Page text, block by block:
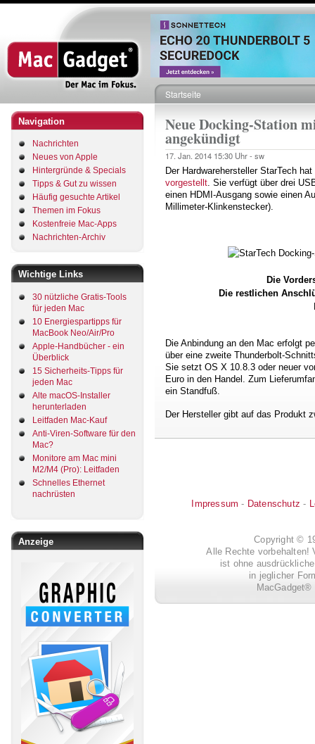
Direkt
zum
Inhalt
Navigation
Nachrichten
Neues von Apple
Hintergründe & Specials
Tipps & Gut zu wissen
Häufig gesuchte Artikel
Themen im Fokus
Kostenfreie Mac-Apps
Nachrichten-Archiv
Wichtige Links
30 nützliche Gratis-Tools
für jeden Mac
10 Energiespartipps für
MacBook Neo/Air/Pro
Apple-Handbücher - ein
Überblick
15 Sicherheits-Tipps für
jeden Mac
Alte macOS-Installer
herunterladen
Leitfaden Mac-Kauf
Anti-Viren-Software für den
Mac?
Monitore am Mac mini
M2/M4 (Pro): Leitfaden
Schnelles Ethernet
nachrüsten
Anzeige
Pfadnavigation
Startseite
Neue Docking-Station
angekündigt
17. Jan. 2014 15:30 Uhr - sw
Der Hardwarehersteller StarTech
vorgestellt. Sie verfügt über drei
einen HDMI-Ausgang sowie einen
Millimeter-Klinkenstecker).
Die
Die restlichen
Die Anbindung an den Mac erfolgt
über eine zweite Thunderbolt-
Sie setzt OS X 10.8.3 oder neuer
Euro in den Handel. Zum
ein Standfuß.
Der Hersteller gibt auf das Produkt
Impressum - Datenschutz -
Copyright ©
Alle Rechte vorbehalten!
ist ohne
in jeglicher
MacGadget®